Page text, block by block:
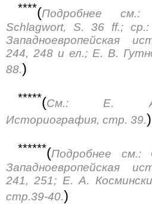
****(Подробнее
Schlagwort, S. 36 ff.;
Западноевропейская
244, 248 и ел.; Е. В.
88.)
*****(См.: Е. А.
Историография, стр. 39.)
******(Подробнее
Западноевропейская
241, 251; Е. А.
стр.39-40.)